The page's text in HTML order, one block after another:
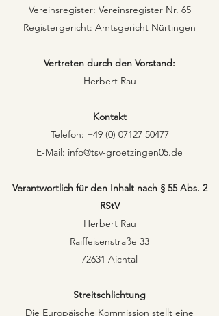
Vereinsregister: Vereinsregister Nr. 65
Registergericht: Amtsgericht Nürtingen
Vertreten durch den Vorstand:
Herbert Rau
Kontakt
Telefon: +49 (0) 07127 50477
E-Mail: info@tsv-groetzingen05.de
Verantwortlich für den Inhalt nach § 55 Abs. 2
RStV
Herbert Rau
Raiffeisenstraße 33
72631 Aichtal
Streitschlichtung
Die Europäische Kommission stellt eine